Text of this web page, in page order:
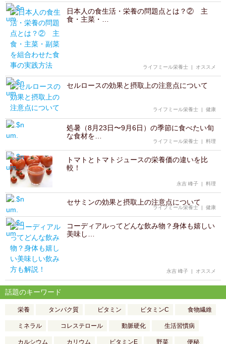
日本人の食生活・栄養の問題点とは？② 主
食・主菜・…
ライフミール栄養士 | オススメ
セルロースの効果と摂取上の注意点について
ライフミール栄養士 | 健康
処暑（8月23日〜9月6日）の季節に食べたい旬
な食材を…
ライフミール栄養士 | 料理
トマトとトマトジュースの栄養価の違いを比
較！
永吉 峰子 | 料理
セサミンの効果と摂取上の注意点について
ライフミール栄養士| 健康
コーディアルってどんな飲み物？身体も嬉しい
美味し…
永吉 峰子 | オススメ
話題のキーワード
栄養 タンパク質 ビタミン ビタミンC 食物繊維
ミネラル コレステロール 動脈硬化 生活習慣病
カルシウム カリウム ビタミンE 野菜 便秘